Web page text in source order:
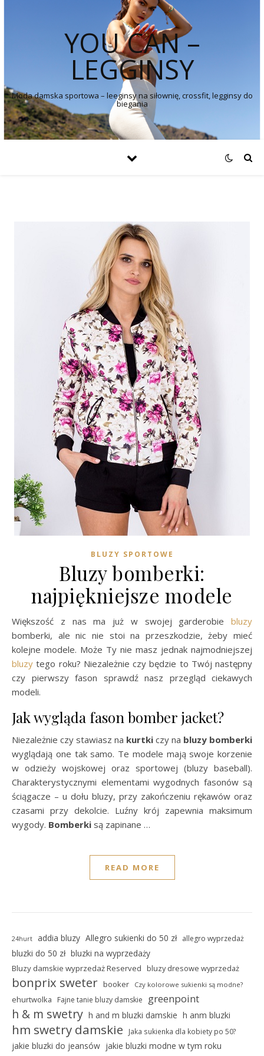
YOU CAN –
LEGGINSY
Moda damska sportowa – leeginsy na siłownię, crossfit, legginsy do
biegania
BLUZY SPORTOWE
Bluzy bomberki:
najpiękniejsze modele
Większość z nas ma już w swojej garderobie bluzy
bomberki, ale nic nie stoi na przeszkodzie, żeby mieć
kolejne modele. Może Ty nie masz jednak najmodniejszej
bluzy tego roku? Niezależnie czy będzie to Twój następny
czy pierwszy fason sprawdź nasz przegląd ciekawych
modeli.
Jak wygląda fason bomber jacket?
Niezależnie czy stawiasz na kurtki czy na bluzy bomberki
wyglądają one tak samo. Te modele mają swoje korzenie
w odzieży wojskowej oraz sportowej (bluzy baseball).
Charakterystycznymi elementami wygodnych fasonów są
ściągacze – u dołu bluzy, przy zakończeniu rękawów oraz
czasami przy dekolcie. Luźny krój zapewnia maksimum
wygody. Bomberki są zapinane …
READ MORE
24hurt addia bluzy Allegro sukienki do 50 zł allegro wyprzedaż
bluzki do 50 zł bluzki na wyprzedaży
Bluzy damskie wyprzedaż Reserved bluzy dresowe wyprzedaż
bonprix sweter booker Czy kolorowe sukienki są modne?
ehurtwolka Fajne tanie bluzy damskie greenpoint
h & m swetry h and m bluzki damskie h anm bluzki
hm swetry damskie Jaka sukienka dla kobiety po 50?
jakie bluzki do jeansów jakie bluzki modne w tym roku